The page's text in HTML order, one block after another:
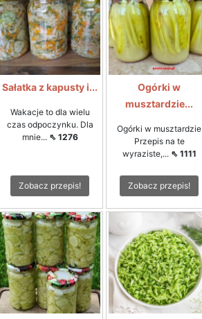
Sałatka z kapusty i...
Wakacje to dla wielu
czas odpoczynku. Dla
mnie... ⇖ 1276
Zobacz przepis!
Ogórki w
musztardzie...
Ogórki w musztardzie
Przepis na te
wyraziste,... ⇖ 1111
Zobacz przepis!